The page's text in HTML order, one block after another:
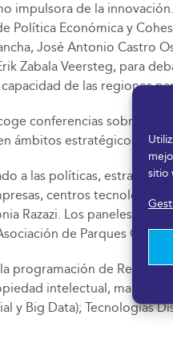
sitio
impulsora de la
Política Económica y
José Antonio Castro
Zabala Veersteg, para
de las regiones
conferencias sobre la
ámbitos estratégicos
a las políticas,
centros
Razazi. Los paneles
de Parques
programación de
intelectual, marcas
y Big Data); Tecnologías